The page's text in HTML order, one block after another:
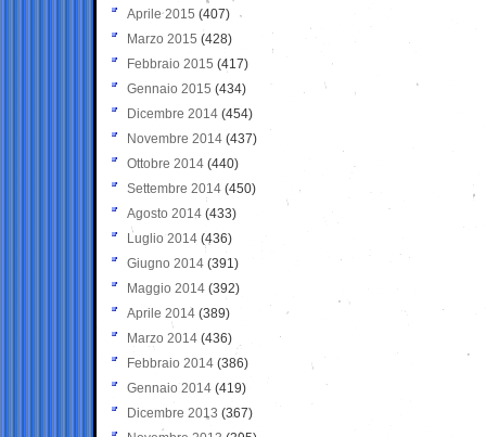
Aprile 2015 (407)
Marzo 2015 (428)
Febbraio 2015 (417)
Gennaio 2015 (434)
Dicembre 2014 (454)
Novembre 2014 (437)
Ottobre 2014 (440)
Settembre 2014 (450)
Agosto 2014 (433)
Luglio 2014 (436)
Giugno 2014 (391)
Maggio 2014 (392)
Aprile 2014 (389)
Marzo 2014 (436)
Febbraio 2014 (386)
Gennaio 2014 (419)
Dicembre 2013 (367)